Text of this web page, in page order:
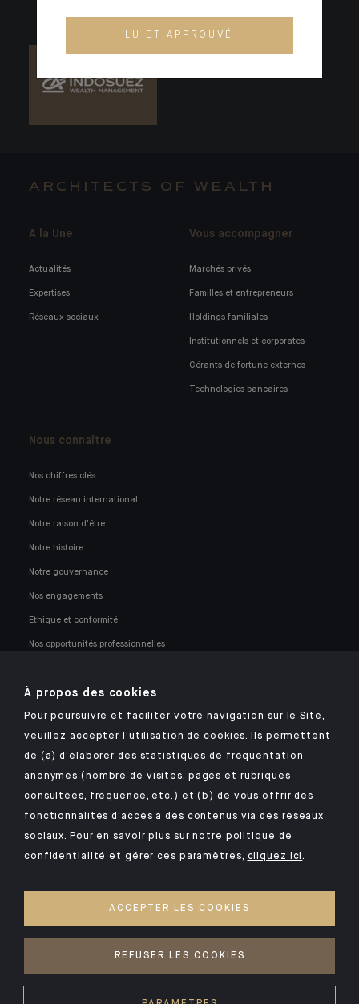
ARCHITECTS OF WEALTH
A la Une
Actualités
Expertises
Réseaux sociaux
Vous accompagner
Marchés privés
Familles et entrepreneurs
Holdings familiales
Institutionnels et corporates
Gérants de fortune externes
Technologies bancaires
Nous connaître
Nos chiffres clés
Notre réseau international
Notre raison d'être
Notre histoire
Notre gouvernance
Nos engagements
Ethique et conformité
Nos opportunités professionnelles
Retrouvez notre application mobile Indosuez
MENTIONS LÉGALES
SÉCURITÉ
LU ET APPROUVÉ
À propos des cookies
Pour poursuivre et faciliter votre navigation sur le Site,
veuillez accepter l’utilisation de cookies. Ils permettent
de (a) d’élaborer des statistiques de fréquentation
anonymes (nombre de visites, pages et rubriques
consultées, fréquence, etc.) et (b) de vous offrir des
fonctionnalités d’accès à des contenus via des réseaux
sociaux. Pour en savoir plus sur notre politique de
confidentialité et gérer ces paramètres, cliquez ici.
ACCEPTER LES COOKIES
REFUSER LES COOKIES